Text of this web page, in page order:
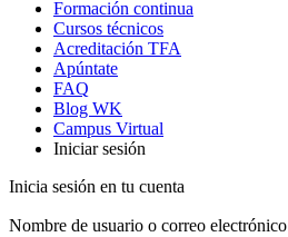
Formación continua
Cursos técnicos
Acreditación TFA
Apúntate
FAQ
Blog WK
Campus Virtual
Iniciar sesión
Inicia sesión en tu cuenta
Nombre de usuario o correo electrónico